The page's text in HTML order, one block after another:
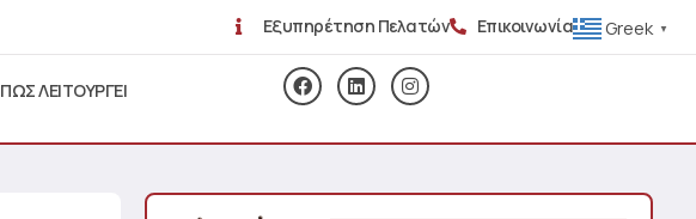
Εξυπηρέτηση Πελατών Επικοινωνία Greek ▼
ΠΩΣ ΛΕΙΤΟΥΡΓΕΙ